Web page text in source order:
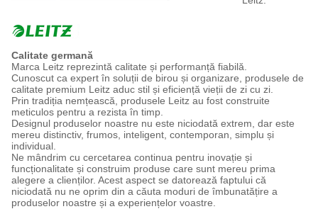
Calitate germană
Marca Leitz reprezintă calitate și performanță fiabilă.
Cunoscut ca expert în soluții de birou și organizare, produsele de
calitate premium Leitz aduc stil și eficiență vieții de zi cu zi.
Prin tradiția nemțească, produsele Leitz au fost construite
meticulos pentru a rezista în timp.
Designul produselor noastre nu este niciodată extrem, dar este
mereu distinctiv, frumos, inteligent, contemporan, simplu și
individual.
Ne mândrim cu cercetarea continua pentru inovație și
funcționalitate și construim produse care sunt mereu prima
alegere a clienților. Acest aspect se datorează faptului că
niciodată nu ne oprim din a căuta moduri de îmbunatățire a
produselor noastre și a experiențelor voastre.